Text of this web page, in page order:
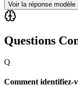
Voir la réponse modèle
Questions
Q
Comment identifiez-